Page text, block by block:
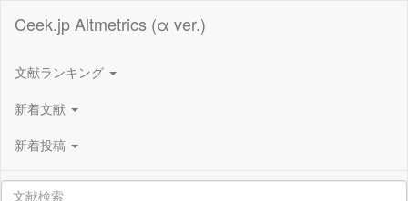
Ceek.jp Altmetrics (α ver.)
文献ランキング
新着文献
新着投稿